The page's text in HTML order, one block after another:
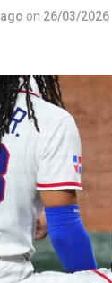
on 26/03/2026